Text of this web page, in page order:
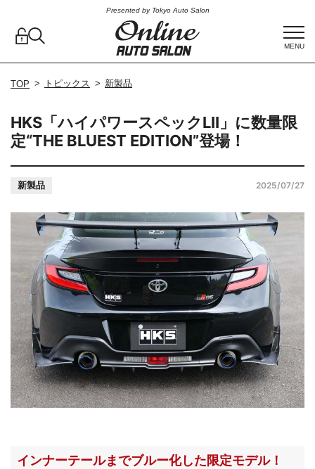
Presented by Tokyo Auto Salon
MENU
TOP トピックス 新製品
HKS「ハイパワースペックLII」に数量限
定“THE BLUEST EDITION”登場！
新製品 2025/07/27
インナーテールまでブルー化した限定モデル！